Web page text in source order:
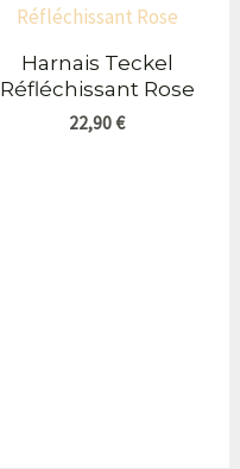
Harnais Teckel
Réfléchissant Rose
22,90€